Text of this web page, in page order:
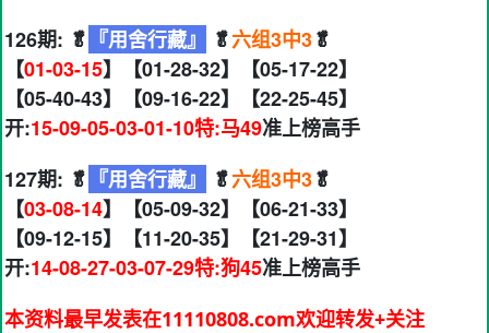
126期: 🥬 『用舍行藏』 🥬六组3中3🥬
【01-03-15】【01-28-32】【05-17-22】
【05-40-43】【09-16-22】【22-25-45】
开:15-09-05-03-01-10特:马49准上榜高手
127期: 🥬 『用舍行藏』 🥬六组3中3🥬
【03-08-14】【05-09-32】【06-21-33】
【09-12-15】【11-20-35】【21-29-31】
开:14-08-27-03-07-29特:狗45准上榜高手
本资料最早发表在11110808.com欢迎转发+关注